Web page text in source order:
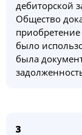
дебиторской
Общество
было
была
3